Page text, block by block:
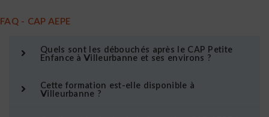
FAQ - CAP AEPE
Quels sont les débouchés après le CAP Petite
Enfance à Villeurbanne et ses environs ?
Cette formation est-elle disponible à
Villeurbanne ?